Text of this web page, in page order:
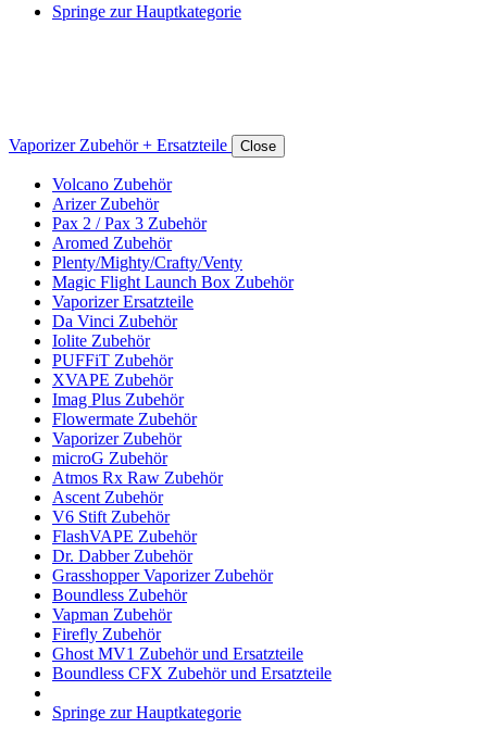
Springe zur Hauptkategorie
Vaporizer Zubehör + Ersatzteile Close
Volcano Zubehör
Arizer Zubehör
Pax 2 / Pax 3 Zubehör
Aromed Zubehör
Plenty/Mighty/Crafty/Venty
Magic Flight Launch Box Zubehör
Vaporizer Ersatzteile
Da Vinci Zubehör
Iolite Zubehör
PUFFiT Zubehör
XVAPE Zubehör
Imag Plus Zubehör
Flowermate Zubehör
Vaporizer Zubehör
microG Zubehör
Atmos Rx Raw Zubehör
Ascent Zubehör
V6 Stift Zubehör
FlashVAPE Zubehör
Dr. Dabber Zubehör
Grasshopper Vaporizer Zubehör
Boundless Zubehör
Vapman Zubehör
Firefly Zubehör
Ghost MV1 Zubehör und Ersatzteile
Boundless CFX Zubehör und Ersatzteile
Springe zur Hauptkategorie